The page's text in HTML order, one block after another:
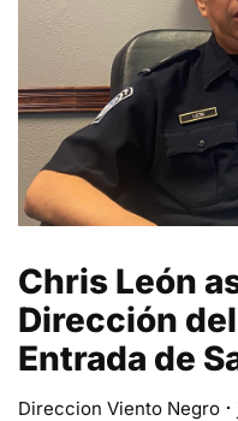
Chris León
Dirección
Entrada de
Direccion Viento Negro